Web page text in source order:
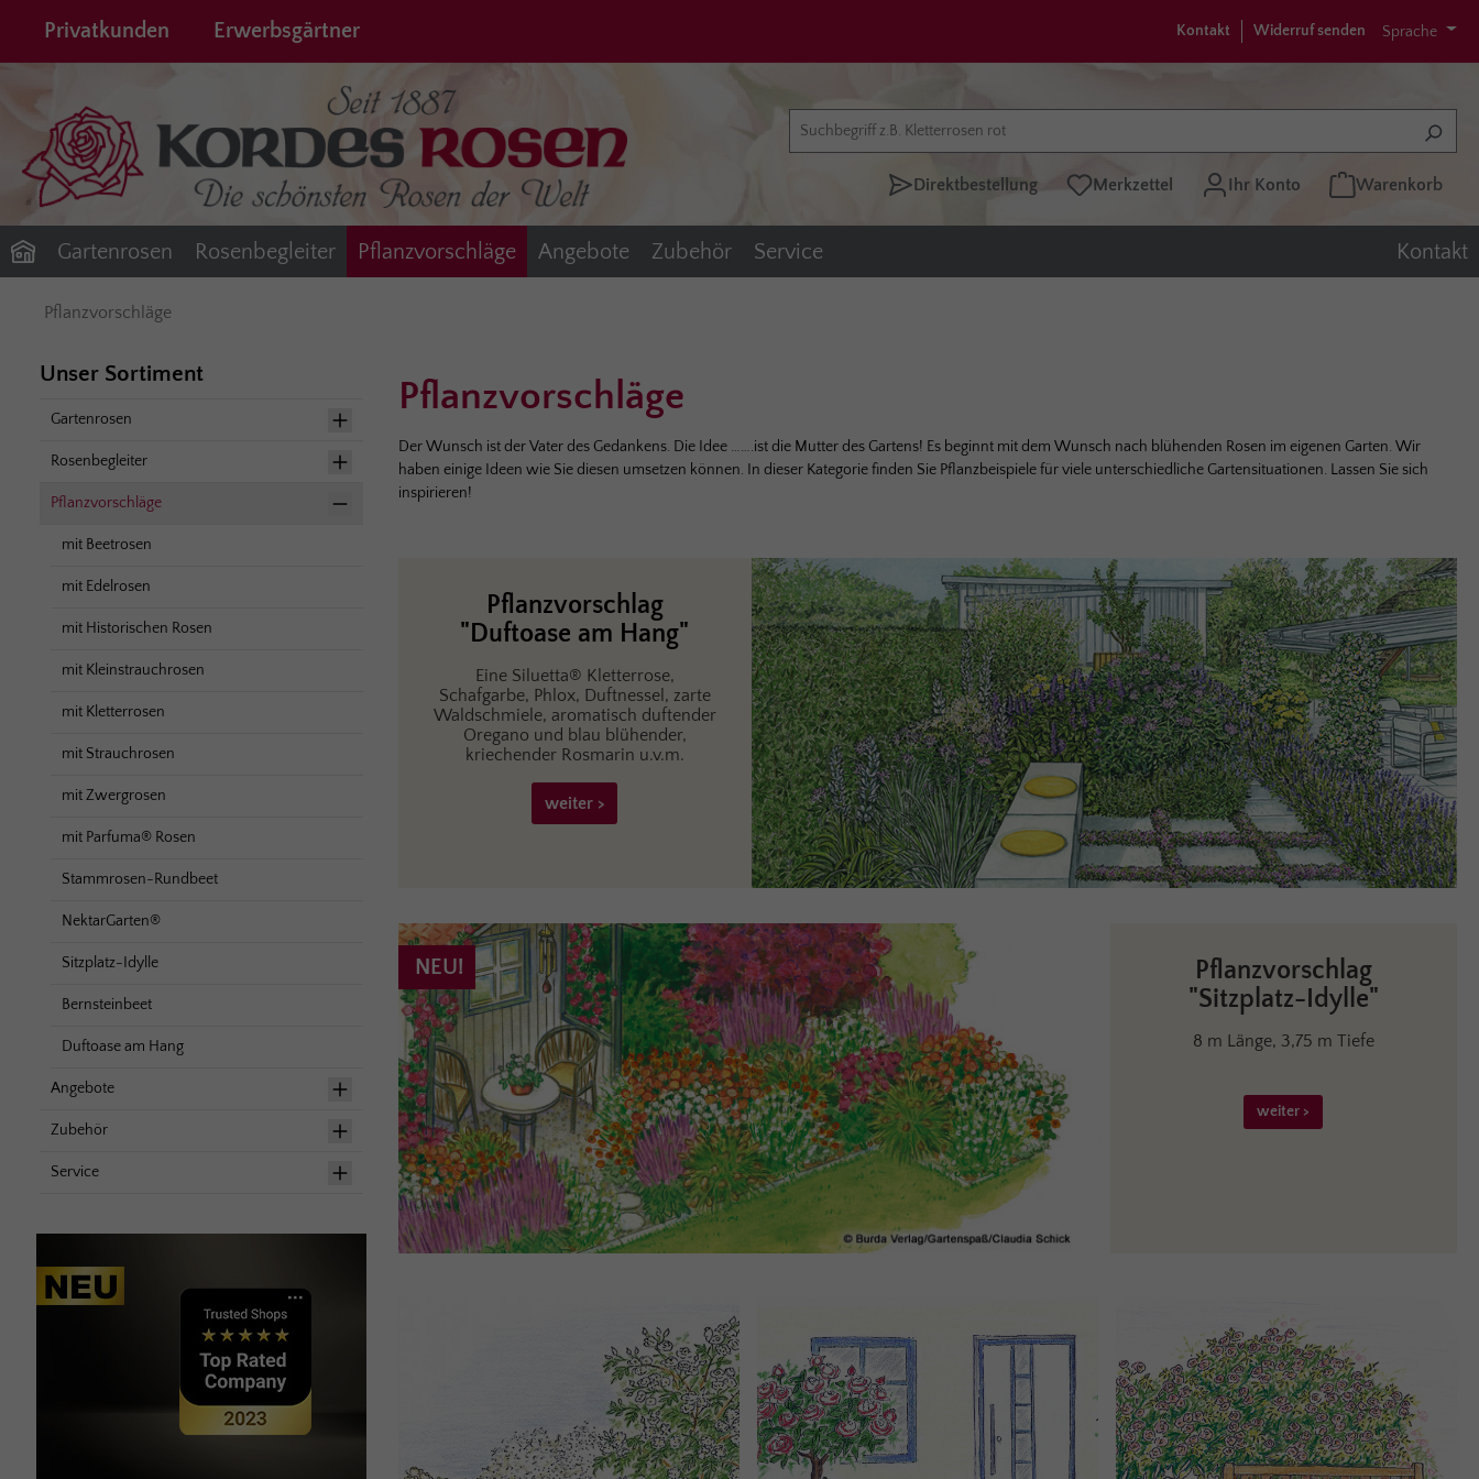
Zur Hauptnavigation springen
Privatkunden Erwerbsgärtner Kontakt Widerruf senden Sprache
Direktbestellung Merkzettel Ihr Konto Warenkorb
Gartenrosen Rosenbegleiter Pflanzvorschläge Angebote Zubehör Service Kontakt
Pflanzvorschläge
Unser Sortiment
Gartenrosen
Rosenbegleiter
Pflanzvorschläge
mit Beetrosen
mit Edelrosen
mit Historischen Rosen
mit Kleinstrauchrosen
mit Kletterrosen
mit Strauchrosen
mit Zwergrosen
mit Parfuma® Rosen
Stammrosen-Rundbeet
NektarGarten®
Sitzplatz-Idylle
Bernsteinbeet
Duftoase am Hang
Angebote
Zubehör
Service
Pflanzvorschläge
Der Wunsch ist der Vater des Gedankens. Die Idee …….ist die Mutter des Gartens! Es beginnt mit dem Wunsch nach blühenden Rosen im eigenen Garten. Wir
haben einige Ideen wie Sie diesen umsetzen können. In dieser Kategorie finden Sie Pflanzbeispiele für viele unterschiedliche Gartensituationen. Lassen Sie sich
inspirieren!
Pflanzvorschlag
"Duftoase am Hang"
Eine Siluetta® Kletterrose,
Schafgarbe, Phlox, Duftnessel, zarte
Waldschmiele, aromatisch duftender
Oregano und blau blühender,
kriechender Rosmarin u.v.m.
weiter >
NEU!
Pflanzvorschlag
"Sitzplatz-Idylle"
8 m Länge, 3,75 m Tiefe
weiter >
Jetzt zum Newsletter anmelden!
Abonnieren Sie jetzt unseren kostenlosen Newsletter und verpassen Sie
Datenschutz
Datenschutzbestimmungenzur Kenntnis genommen
und dieAGBgelesen und bin mit ihnen einverstanden.*
Initialisierung...